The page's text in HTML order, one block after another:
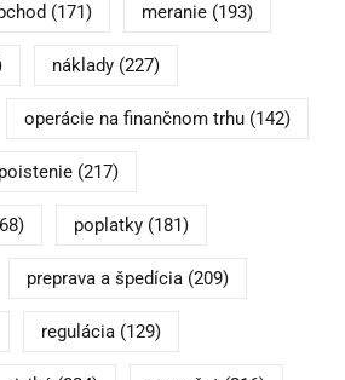
(171) meranie(193)
náklady(227)
operácie na finančnom trhu(142)
poistenie(217)
poplatky(181)
preprava a špedícia(209)
regulácia(129)